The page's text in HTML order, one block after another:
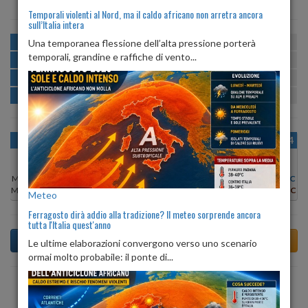
MATTINA min:24º max:27º U:
POMERIGGIO min:28º max:29º
SERA min:23º max:29º U:80% 94%
NOTTE min: 24º max:25º U:97%
OGGI
Min:
28°C
Max:28°C
DOM 09
Min:
Max:29°C
LUN 10
Min:28°C
Max:29°C
MAR 11
Min:
27°C
Max:28°C
MER 12
Max:28°C
GIO 13
Min:27°C
Max:28°C
VEN 14
27°C
Max:29°C
Previsioni del Tempo a Alcara Li Fusi di domani
Temporali violenti al Nord, ma il caldo africano non arretra ancora
sull’Italia intera
Una temporanea flessione dell’alta pressione porterà
temporali, grandine e raffiche di vento...
Meteo
Ferragosto dirà addio alla tradizione? Il meteo sorprende ancora
tutta l'Italia quest'anno
Le ultime elaborazioni convergono verso uno scenario
ormai molto probabile: il ponte di...